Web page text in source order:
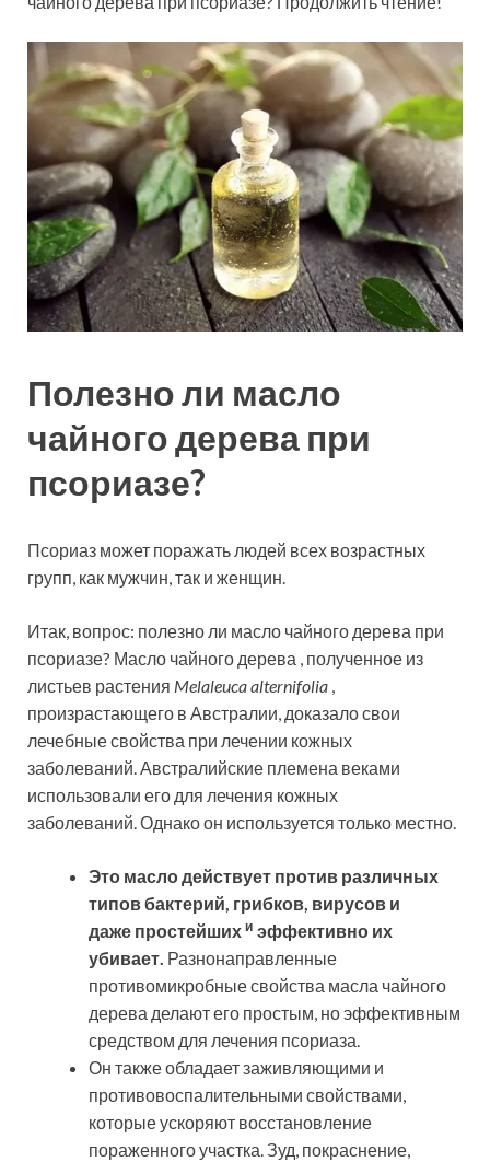
Полезно ли масло
чайного дерева при
псориазе?
Псориаз может поражать людей всех возрастных
групп, как мужчин, так и женщин.
Итак, вопрос: полезно ли масло чайного дерева при
псориазе? Масло чайного дерева , полученное из
листьев растения Melaleuca alternifolia ,
произрастающего в Австралии, доказало свои
лечебные свойства при лечении кожных
заболеваний. Австралийские племена веками
использовали его для лечения кожных
заболеваний. Однако он используется только местно.
Это масло действует против различных
типов бактерий, грибков, вирусов и
даже простейших и эффективно их
убивает. Разнонаправленные
противомикробные свойства масла чайного
дерева делают его простым, но эффективным
средством для лечения псориаза.
Он также обладает заживляющими и
противовоспалительными свойствами,
которые ускоряют восстановление
пораженного участка. Зуд, покраснение,